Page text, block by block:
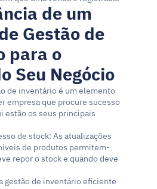
de um
Gestão de
para o
Seu Negócio
de inventário é um elemento
empresa que procure sucesso
estão os seus principais
de stock: As atualizações
de produtos permitem-
repor o stock e quando deve
gestão de inventário eficiente